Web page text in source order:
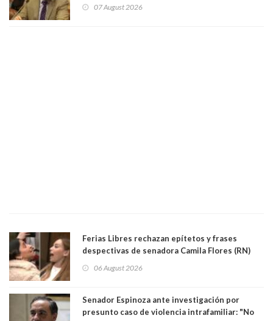
justicia constitucional porque no es diputado
07 August 2026
Ferias Libres rechazan epítetos y frases
despectivas de senadora Camila Flores (RN)
06 August 2026
Senador Espinoza ante investigación por
presunto caso de violencia intrafamiliar: "No